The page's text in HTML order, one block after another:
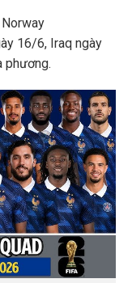
16/6, Iraq ngày
phương.